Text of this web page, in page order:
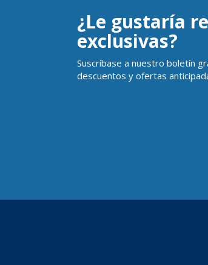
¿Le gustaría
exclusivas?
Suscríbase a nuestro boletín
descuentos y ofertas